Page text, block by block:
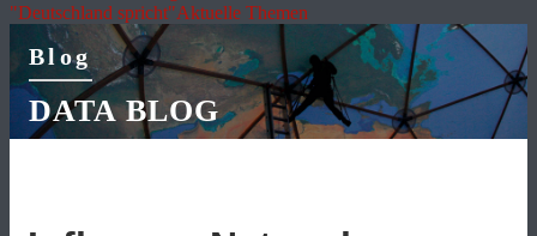
"Deutschland spricht"Aktuelle Themen
Blog
DATA BLOG